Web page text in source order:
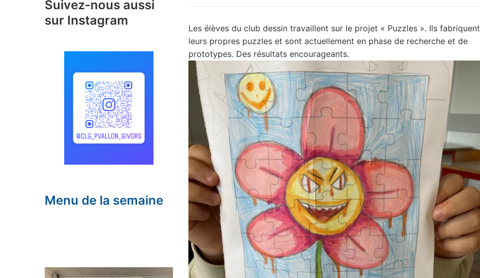
Suivez-nous aussi
sur Instagram
Menu de la semaine
Les élèves du club dessin travaillent sur le projet « Puzzles ». Ils fabriquent
leurs propres puzzles et sont actuellement en phase de recherche et de
prototypes. Des résultats encourageants.